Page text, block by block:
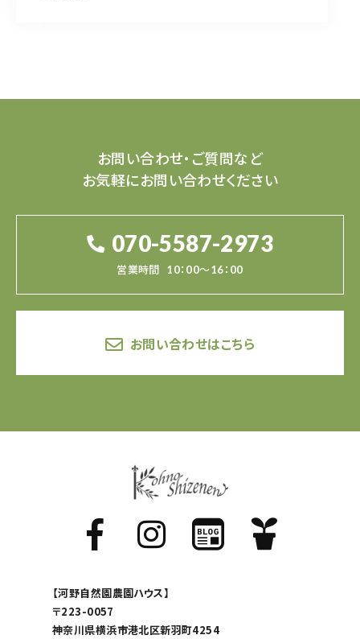
お問い合わせ・ご質問など
お気軽にお問い合わせください
070-5587-2973
営業時間 10：00～16：00
お問い合わせはこちら
【河野自然園農園ハウス】
〒223-0057
神奈川県横浜市港北区新羽町4254